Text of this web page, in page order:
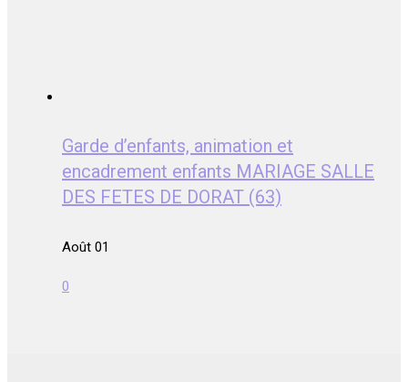
Garde d’enfants, animation et
encadrement enfants MARIAGE SALLE
DES FETES DE DORAT (63)
Août 01
0